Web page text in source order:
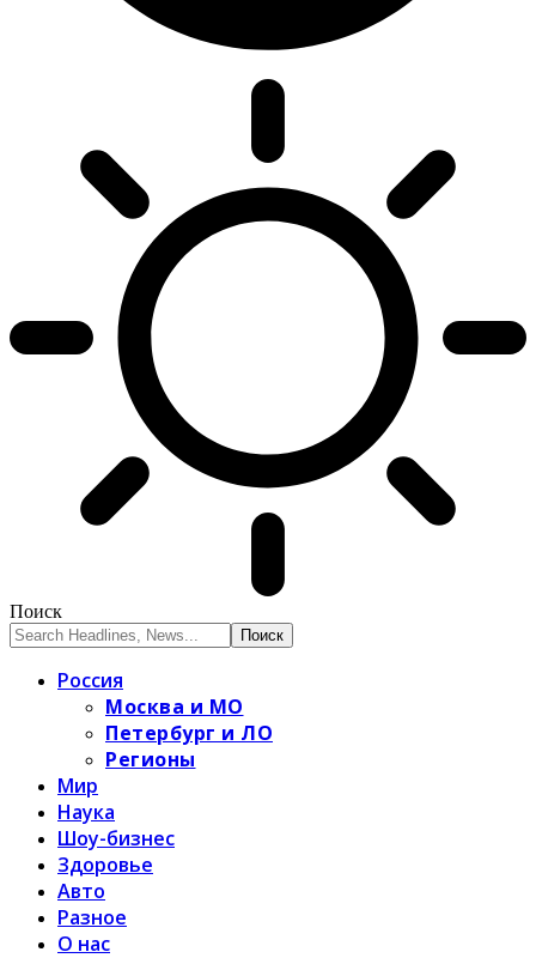
Поиск
Россия
Москва и МО
Петербург и ЛО
Регионы
Мир
Наука
Шоу-бизнес
Здоровье
Авто
Разное
О нас